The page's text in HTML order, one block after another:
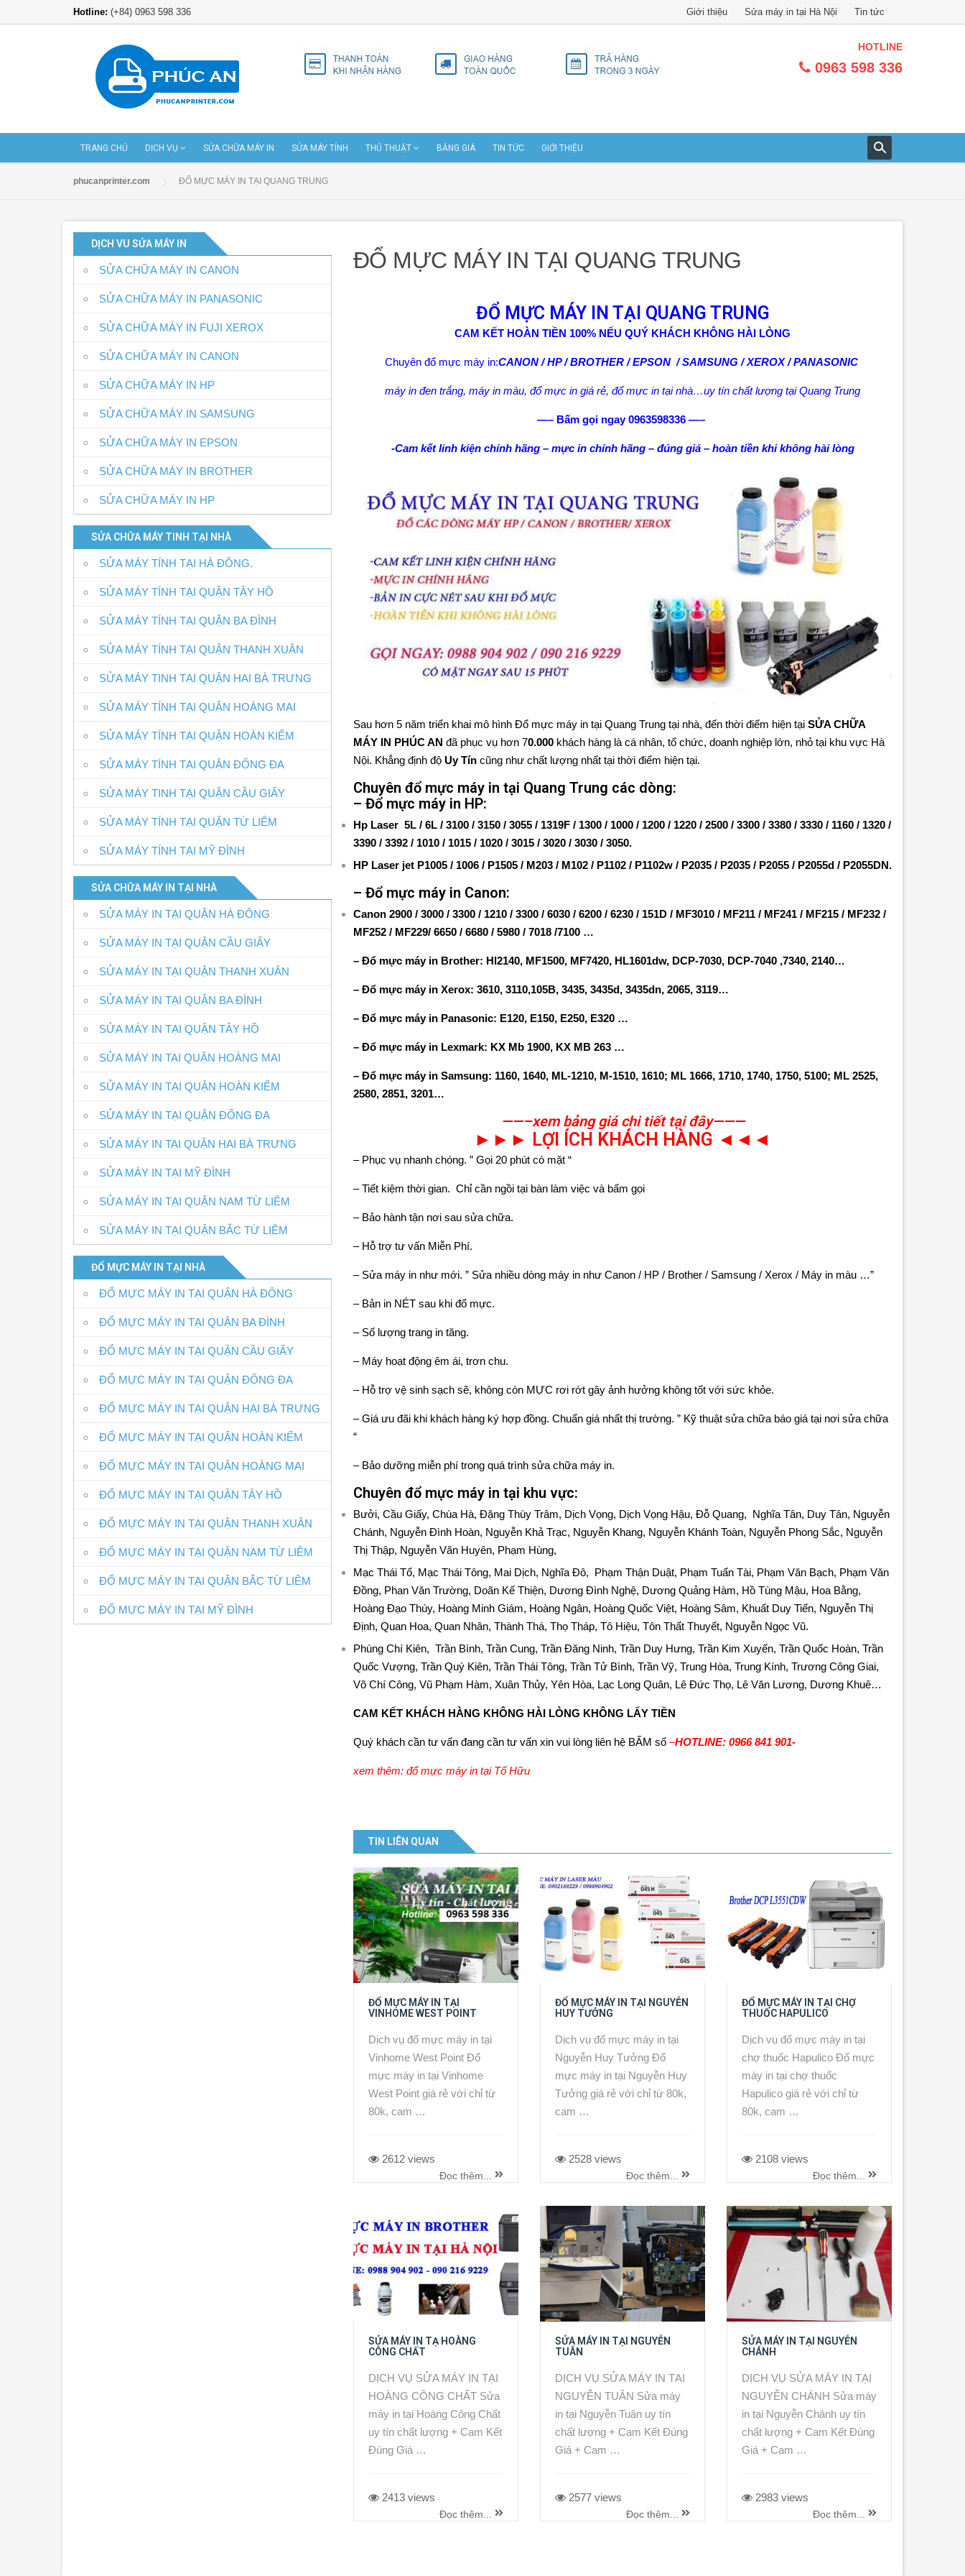
Hotline: (+84) 0963 598 336 Giới thiệu Sửa máy in tại Hà Nội Tin tức
HOTLINE
0963 598 336
TRANG CHỦ DỊCH VỤ SỬA CHỮA MÁY IN SỬA MÁY TÍNH THỦ THUẬT BẢNG GIÁ TIN TỨC GIỚI THIỆU
phucanprinter.com ĐỔ MỰC MÁY IN TẠI QUANG TRUNG
ĐỔ MỰC MÁY IN TẠI QUANG TRUNG
ĐỔ MỰC MÁY IN TẠI QUANG TRUNG
CAM KẾT HOÀN TIỀN 100% NẾU QUÝ KHÁCH KHÔNG HÀI LÒNG
Chuyên đổ mực máy in:CANON / HP / BROTHER / EPSON / SAMSUNG / XEROX / PANASONIC
máy in đen trắng, máy in màu, đổ mực in giá rẻ, đổ mực in tại nhà…uy tín chất lượng tại Quang Trung
—– Bấm gọi ngay 0963598336 —–
-Cam kết linh kiện chính hãng – mực in chính hãng – đúng giá – hoàn tiền khi không hài lòng
Sau hơn 5 năm triển khai mô hình Đổ mực máy in tại Quang Trung tại nhà, đến thời điểm hiện tại SỬA CHỮA
MÁY IN PHÚC AN đã phục vụ hơn 70.000 khách hàng là cá nhân, tổ chức, doanh nghiệp lớn, nhỏ tại khu vực Hà
Nội. Khẳng định độ Uy Tín cũng như chất lượng nhất tại thời điểm hiện tại.
Chuyên đổ mực máy in tại Quang Trung các dòng:
– Đổ mực máy in HP:
Hp Laser 5L / 6L / 3100 / 3150 / 3055 / 1319F / 1300 / 1000 / 1200 / 1220 / 2500 / 3300 / 3380 / 3330 / 1160 / 1320 /
3390 / 3392 / 1010 / 1015 / 1020 / 3015 / 3020 / 3030 / 3050.
HP Laser jet P1005 / 1006 / P1505 / M203 / M102 / P1102 / P1102w / P2035 / P2035 / P2055 / P2055d / P2055DN.
– Đổ mực máy in Canon:
Canon 2900 / 3000 / 3300 / 1210 / 3300 / 6030 / 6200 / 6230 / 151D / MF3010 / MF211 / MF241 / MF215 / MF232 /
MF252 / MF229/ 6650 / 6680 / 5980 / 7018 /7100 …
– Đổ mực máy in Brother: Hl2140, MF1500, MF7420, HL1601dw, DCP-7030, DCP-7040 ,7340, 2140…
– Đổ mực máy in Xerox: 3610, 3110,105B, 3435, 3435d, 3435dn, 2065, 3119…
– Đổ mực máy in Panasonic: E120, E150, E250, E320 …
– Đổ mực máy in Lexmark: KX Mb 1900, KX MB 263 …
– Đổ mực máy in Samsung: 1160, 1640, ML-1210, M-1510, 1610; ML 1666, 1710, 1740, 1750, 5100; ML 2525,
2580, 2851, 3201…
——–xem bảng giá chi tiết tại đây———
►►► LỢI ÍCH KHÁCH HÀNG ◄◄◄
– Phục vụ nhanh chóng. ” Gọi 20 phút có mặt “
– Tiết kiệm thời gian. Chỉ cần ngồi tại bàn làm việc và bấm gọi
– Bảo hành tận nơi sau sửa chữa.
– Hỗ trợ tư vấn Miễn Phí.
– Sửa máy in như mới. ” Sửa nhiều dòng máy in như Canon / HP / Brother / Samsung / Xerox / Máy in màu …”
– Bản in NÉT sau khi đổ mực.
– Số lượng trang in tăng.
– Máy hoạt động êm ái, trơn chu.
– Hỗ trợ vệ sinh sạch sẽ, không còn MỰC rơi rớt gây ảnh hưởng không tốt với sức khỏe.
– Giá ưu đãi khi khách hàng ký hợp đồng. Chuẩn giá nhất thị trường. ” Kỹ thuật sửa chữa báo giá tại nơi sửa chữa
“
– Bảo dưỡng miễn phí trong quá trình sửa chữa máy in.
Chuyên đổ mực máy in tại khu vực:
Bưởi, Cầu Giấy, Chùa Hà, Đặng Thùy Trâm, Dịch Vọng, Dịch Vọng Hậu, Đỗ Quang, Nghĩa Tân, Duy Tân, Nguyễn
Chánh, Nguyễn Đình Hoàn, Nguyễn Khả Trạc, Nguyễn Khang, Nguyễn Khánh Toàn, Nguyễn Phong Sắc, Nguyễn
Thị Thập, Nguyễn Văn Huyên, Phạm Hùng,
Mạc Thái Tổ, Mạc Thái Tông, Mai Dịch, Nghĩa Đô, Phạm Thận Duật, Phạm Tuấn Tài, Phạm Văn Bạch, Phạm Văn
Đồng, Phan Văn Trường, Doãn Kế Thiện, Dương Đình Nghệ, Dương Quảng Hàm, Hồ Tùng Mậu, Hoa Bằng,
Hoàng Đạo Thúy, Hoàng Minh Giám, Hoàng Ngân, Hoàng Quốc Việt, Hoàng Sâm, Khuất Duy Tiến, Nguyễn Thị
Định, Quan Hoa, Quan Nhân, Thành Thá, Thọ Tháp, Tô Hiệu, Tôn Thất Thuyết, Nguyễn Ngọc Vũ.
Phùng Chí Kiên, Trần Bình, Trần Cung, Trần Đăng Ninh, Trần Duy Hưng, Trần Kim Xuyến, Trần Quốc Hoàn, Trần
Quốc Vượng, Trần Quý Kiên, Trần Thái Tông, Trần Tử Bình, Trần Vỹ, Trung Hòa, Trung Kính, Trương Công Giai,
Võ Chí Công, Vũ Phạm Hàm, Xuân Thủy, Yên Hòa, Lạc Long Quân, Lê Đức Thọ, Lê Văn Lương, Dương Khuê…
CAM KẾT KHÁCH HÀNG KHÔNG HÀI LÒNG KHÔNG LẤY TIỀN
Quý khách cần tư vấn đang cần tư vấn xin vui lòng liên hệ BẤM số –HOTLINE: 0966 841 901-
xem thêm: đổ mực máy in tại Tố Hữu
TIN LIÊN QUAN
ĐỔ MỰC MÁY IN TẠI
VINHOME WEST POINT
Dịch vụ đổ mực máy in tại
Vinhome West Point Đổ
mực máy in tại Vinhome
West Point giá rẻ với chỉ từ
80k, cam …
2612 views
Đọc thêm...
ĐỔ MỰC MÁY IN TẠI NGUYỄN
HUY TƯỞNG
Dịch vụ đổ mực máy in tại
Nguyễn Huy Tưởng Đổ
mực máy in tại Nguyễn Huy
Tưởng giá rẻ với chỉ từ 80k,
cam …
2528 views
Đọc thêm...
ĐỔ MỰC MÁY IN TẠI CHỢ
THUỐC HAPULICO
Dịch vụ đổ mực máy in tại
chợ thuốc Hapulico Đổ mực
máy in tại chợ thuốc
Hapulico giá rẻ với chỉ từ
80k, cam …
2108 views
Đọc thêm...
SỬA MÁY IN TẠ HOÀNG
CÔNG CHẤT
DỊCH VỤ SỬA MÁY IN TẠI
HOÀNG CÔNG CHẤT Sửa
máy in tại Hoàng Công Chất
uy tín chất lượng + Cam Kết
Đúng Giá …
2413 views
Đọc thêm...
SỬA MÁY IN TẠI NGUYỄN
TUÂN
DỊCH VỤ SỬA MÁY IN TẠI
NGUYỄN TUÂN Sửa máy
in tại Nguyễn Tuân uy tín
chất lượng + Cam Kết Đúng
Giá + Cam …
2577 views
Đọc thêm...
SỬA MÁY IN TẠI NGUYỄN
CHÁNH
DỊCH VỤ SỬA MÁY IN TẠI
NGUYỄN CHÁNH Sửa máy
in tại Nguyễn Chánh uy tín
chất lượng + Cam Kết Đúng
Giá + Cam …
2983 views
Đọc thêm...
DỊCH VU SỬA MÁY IN
SỬA CHỮA MÁY IN CANON
SỬA CHỮA MÁY IN PANASONIC
SỬA CHỮA MÁY IN FUJI XEROX
SỬA CHỮA MÁY IN CANON
SỬA CHỮA MÁY IN HP
SỬA CHỮA MÁY IN SAMSUNG
SỬA CHỮA MÁY IN EPSON
SỬA CHỮA MÁY IN BROTHER
SỬA CHỮA MÁY IN HP
SỬA CHỮA MÁY TINH TẠI NHÀ
SỬA MÁY TÍNH TẠI HÀ ĐÔNG.
SỬA MÁY TÍNH TẠI QUẬN TÂY HỒ
SỬA MÁY TÍNH TẠI QUẬN BA ĐÌNH
SỬA MÁY TÍNH TẠI QUẬN THANH XUÂN
SỬA MÁY TINH TẠI QUẬN HAI BÀ TRƯNG
SỬA MÁY TÍNH TẠI QUÂN HOÀNG MAI
SỬA MÁY TÍNH TẠI QUẬN HOÀN KIẾM
SỬA MÁY TÍNH TẠI QUẬN ĐỐNG ĐA
SỬA MÁY TINH TẠI QUẬN CẦU GIẤY
SỬA MÁY TÍNH TẠI QUẬN TỪ LIÊM
SỬA MÁY TÍNH TẠI MỸ ĐÌNH
SỬA CHỮA MÁY IN TẠI NHÀ
SỬA MÁY IN TẠI QUẬN HÀ ĐÔNG
SỬA MÁY IN TẠI QUẬN CẦU GIẤY
SỬA MÁY IN TẠI QUẬN THANH XUÂN
SỬA MÁY IN TẠI QUẬN BA ĐÌNH
SỬA MÁY IN TẠI QUẬN TÂY HỒ
SỬA MÁY IN TAI QUẬN HOÀNG MAI
SỬA MÁY IN TẠI QUẬN HOÀN KIẾM
SỬA MÁY IN TẠI QUẬN ĐỐNG ĐA
SỬA MÁY IN TAI QUẬN HAI BÀ TRƯNG
SỬA MÁY IN TẠI MỸ ĐÌNH
SỬA MÁY IN TẠI QUẬN NAM TỪ LIÊM
SỬA MÁY IN TẠI QUẬN BẮC TỪ LIÊM
ĐỔ MỰC MÁY IN TẠI NHÀ
ĐỔ MỰC MÁY IN TẠI QUẬN HÀ ĐÔNG
ĐỔ MỰC MÁY IN TẠI QUẬN BA ĐÌNH
ĐỔ MỰC MÁY IN TẠI QUẬN CẦU GIẤY
ĐỔ MỰC MÁY IN TẠI QUẬN ĐỐNG ĐA
ĐỔ MỰC MÁY IN TẠI QUẬN HAI BÀ TRƯNG
ĐỔ MỰC MÁY IN TẠI QUẬN HOÀN KIẾM
ĐỔ MỰC MÁY IN TẠI QUẬN HOÀNG MAI
ĐỔ MỰC MÁY IN TẠI QUẬN TÂY HỒ
ĐỔ MỰC MÁY IN TẠI QUẬN THANH XUÂN
ĐỔ MỰC MÁY IN TẠI QUẬN NAM TỪ LIÊM
ĐỔ MỰC MÁY IN TẠI QUẬN BẮC TỪ LIÊM
ĐỔ MỰC MÁY IN TẠI MỸ ĐÌNH